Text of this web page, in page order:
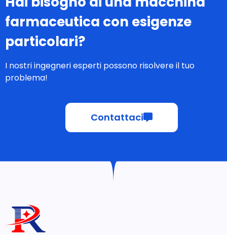
Hai bisogno di una macchina
farmaceutica con esigenze
particolari?
I nostri ingegneri esperti possono risolvere il tuo
problema!